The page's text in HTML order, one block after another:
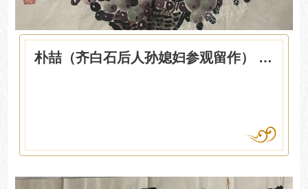
朴喆（齐白石后人孙媳妇参观留作） 花篮葡萄